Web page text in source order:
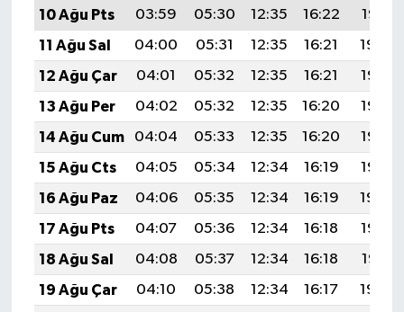
10 Ağu Pts
03:59 05:30 12:35 16:22
19:31
11 Ağu Sal
04:00 05:31 12:35 16:21
19:30
12 Ağu Çar
04:01 05:32 12:35 16:21
19:28
13 Ağu Per
04:02 05:32 12:35 16:20
19:27
14 Ağu Cum
04:04 05:33 12:35 16:20
19:26
15 Ağu Cts
04:05 05:34 12:34 16:19
19:25
16 Ağu Paz
04:06 05:35 12:34 16:19
19:24
17 Ağu Pts
04:07 05:36 12:34 16:18
19:22
18 Ağu Sal
04:08 05:37 12:34 16:18
19:21
19 Ağu Çar
04:10 05:38 12:34 16:17
19:20